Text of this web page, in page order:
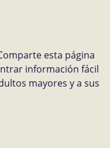
esta página
información fácil
mayores y a sus